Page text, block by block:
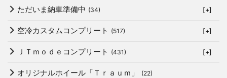
ただいま納車準備中 (34) [+]
空冷カスタムコンプリート (517) [+]
ＪＴｍｏｄｅコンプリート (431) [+]
オリジナルホイール「Ｔｒａｕｍ」 (22)